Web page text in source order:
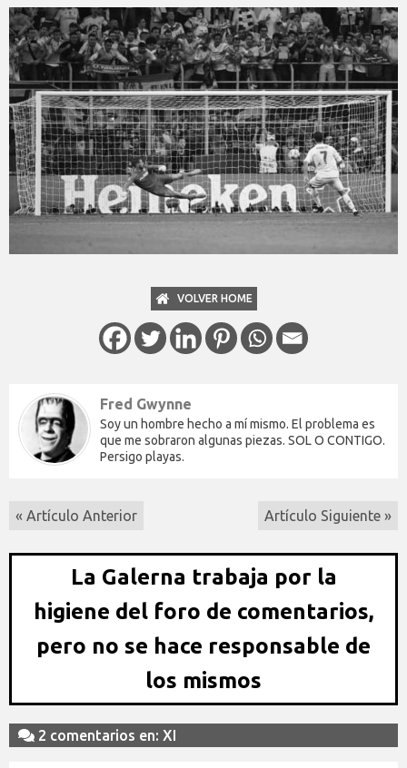
VOLVER HOME
Fred Gwynne
Soy un hombre hecho a mí mismo. El problema es
que me sobraron algunas piezas. SOL O CONTIGO.
Persigo playas.
« Artículo Anterior Artículo Siguiente »
La Galerna trabaja por la
higiene del foro de comentarios,
pero no se hace responsable de
los mismos
2 comentarios en: XI